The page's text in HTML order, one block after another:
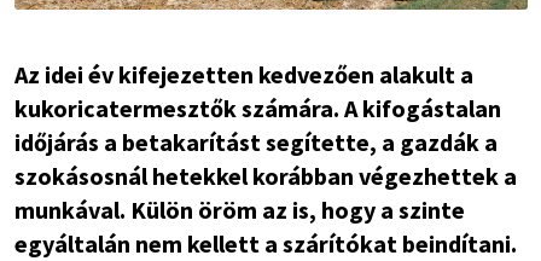
Az idei év kifejezetten kedvezően alakult a
kukoricatermesztők számára. A kifogástalan
időjárás a betakarítást segítette, a gazdák a
szokásosnál hetekkel korábban végezhettek a
munkával. Külön öröm az is, hogy a szinte
egyáltalán nem kellett a szárítókat beindítani.